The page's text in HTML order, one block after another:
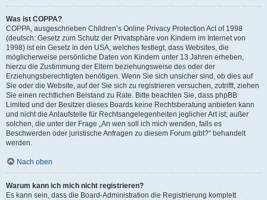
Was ist COPPA?
COPPA, ausgeschrieben Children’s Online Privacy Protection Act of 1998
(deutsch: Gesetz zum Schutz der Privatsphäre von Kindern im Internet von
1998) ist ein Gesetz in den USA, welches festlegt, dass Websites, die
möglicherweise persönliche Daten von Kindern unter 13 Jahren erheben,
hierzu die Zustimmung der Eltern beziehungsweise des oder der
Erziehungsberechtigten benötigen. Wenn Sie sich unsicher sind, ob dies auf
Sie oder die Website, auf der Sie sich zu registrieren versuchen, zutrifft, ziehen
Sie einen rechtlichen Beistand zu Rate. Bitte beachten Sie, dass phpBB
Limited und der Besitzer dieses Boards keine Rechtsberatung anbieten kann
und nicht die Anlaufstelle für Rechtsangelegenheiten jeglicher Art ist; außer
solchen, die unter der Frage „An wen soll ich mich wenden, falls es
Beschwerden oder juristische Anfragen zu diesem Forum gibt?“ behandelt
werden.
Nach oben
Warum kann ich mich nicht registrieren?
Es kann sein, dass die Board-Administration die Registrierung komplett